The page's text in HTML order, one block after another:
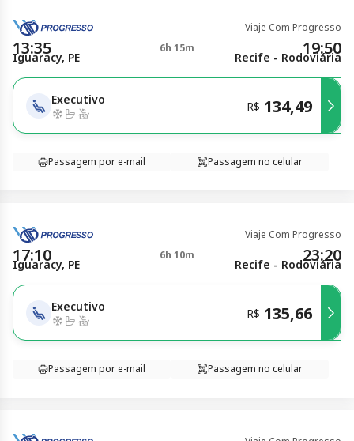
Viaje Com Progresso
13:35 6h 15m 19:50
Iguaracy, PE Recife - Rodoviária
Executivo R$ 134,49
Passagem por e-mail Passagem no celular
Viaje Com Progresso
17:10 6h 10m 23:20
Iguaracy, PE Recife - Rodoviária
Executivo R$ 135,66
Passagem por e-mail Passagem no celular